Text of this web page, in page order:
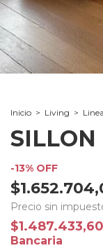
Inicio > Living >
SILLON
-13% OFF
Precio sin
$1.487.433,60
Bancaria